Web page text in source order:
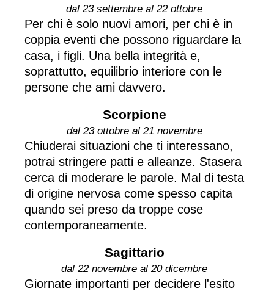
dal 23 settembre al 22 ottobre
Per chi è solo nuovi amori, per chi è in
coppia eventi che possono riguardare la
casa, i figli. Una bella integrità e,
soprattutto, equilibrio interiore con le
persone che ami davvero.
Scorpione
dal 23 ottobre al 21 novembre
Chiuderai situazioni che ti interessano,
potrai stringere patti e alleanze. Stasera
cerca di moderare le parole. Mal di testa
di origine nervosa come spesso capita
quando sei preso da troppe cose
contemporaneamente.
Sagittario
dal 22 novembre al 20 dicembre
Giornate importanti per decidere l'esito